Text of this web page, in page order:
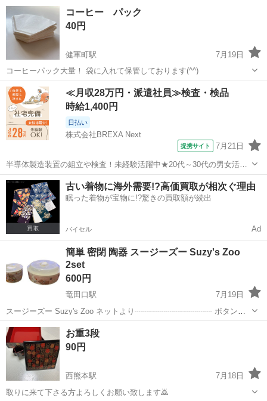
熊本 玉名市 食器
コーヒー パック
40円
健軍町駅
7月19日
コーヒーパック大量！ 袋に入れて保管しております(^^)
熊本 上益城郡 健軍町駅 食器
≪月収28万円・派遣社員≫検査・検品
時給1,400円
日払い
株式会社BREXA Next
提携サイト 7月21日
半導体製造装置の組立や検査！未経験活躍中★20代～30代の男女活躍
中★ワンルーム寮完備！赴任旅費会社負担！マイカー通勤OK！無料駐
車場あり！正社員登用あり！《熊本県菊池郡大津町》 人気の工場のお
仕事 ◇半導体製造装置の組立...
熊本 その他
古い着物に海外需要!?高価買取が相次ぐ理由
眠った着物が宝物に!?驚きの買取額が続出
バイセル Ad
簡単 密閉 陶器 スージーズー Suzy's Zoo
2set
600円
竜田口駅
7月19日
スージーズー Suzy's Zoo ネットより┈┈┈┈┈┈┈┈┈┈ ボタン一
つで簡単密閉できます。 高い気密性で、液体・におい漏れから、食材
の乾燥を防いでくれます。 フタをしたまま電子レンジ加熱もできま
す。 フタを外し...
熊本 熊本市 竜田口駅
お重3段
90円
西熊本駅
7月18日
取りに来て下さる方よろしくお願い致します🙇